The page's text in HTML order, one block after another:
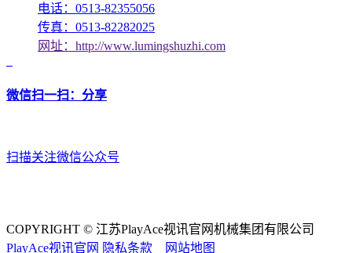
电话：0513-82355056
传真：0513-82282025
网址：http://www.lumingshuzhi.com
微信扫一扫：分享
扫描关注微信公众号
COPYRIGHT © 江苏PlayAce视讯官网机械集团有限公司
PlayAce视讯官网 隐私条款 网站地图